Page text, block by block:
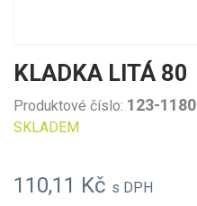
KLADKA LITÁ 80
Produktové číslo: 123-
SKLADEM
110,11 Kč s DPH